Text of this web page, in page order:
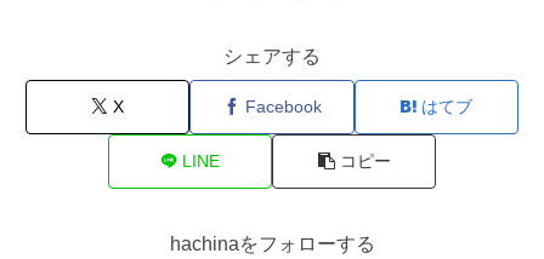
シェアする
X Facebook はてブ
LINE コピー
hachinaをフォローする